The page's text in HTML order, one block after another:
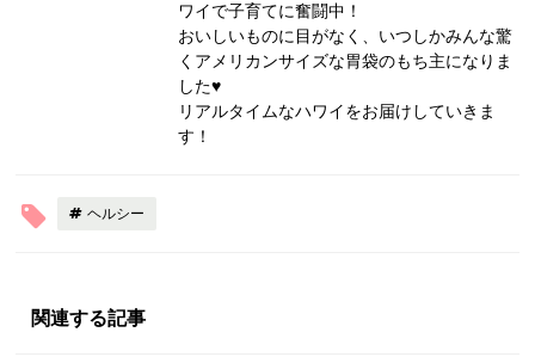
ワイで子育てに奮闘中！
おいしいものに目がなく、いつしかみんな驚
くアメリカンサイズな胃袋のもち主になりま
した♥
リアルタイムなハワイをお届けしていきま
す！
ヘルシー
関連する記事